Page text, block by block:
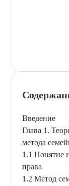
Введение
Глава 1.
метода
1.1 Понятие
права
1.2 Метод